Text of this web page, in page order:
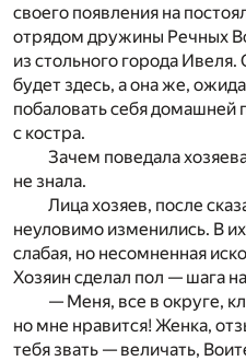
своего появления на
отрядом дружины Речных
из стольного города
будет здесь, а она же,
побаловать себя домашней
с костра.
Зачем поведала
не знала.
Лица хозяев, после
неуловимо изменились. В
слабая, но несомненная
Хозяин сделал пол — шага
— Меня, все в округе,
но мне нравится! Женка,
тебя звать — величать,